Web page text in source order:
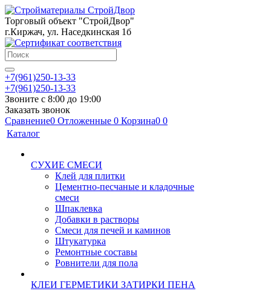
Торговый объект "СтройДвор"
г.Киржач, ул. Наседкинская 1б
+7(961)250-13-33
+7(961)250-13-33
Звоните с 8:00 до 19:00
Заказать звонок
Сравнение0 Отложенные 0 Корзина0 0
Каталог
СУХИЕ СМЕСИ
Клей для плитки
Цементно-песчаные и кладочные
смеси
Шпаклевка
Добавки в растворы
Смеси для печей и каминов
Штукатурка
Ремонтные составы
Ровнители для пола
КЛЕИ ГЕРМЕТИКИ ЗАТИРКИ ПЕНА